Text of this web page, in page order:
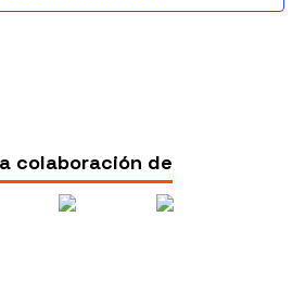
colaboración de